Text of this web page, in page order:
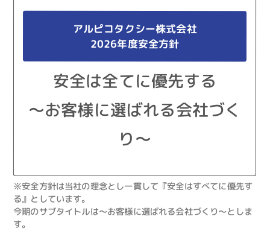
アルピコタクシー株式会社
2026年度安全方針
安全は全てに優先する
～お客様に選ばれる会社づく
り～
※安全方針は当社の理念とし一貫して『安全はすべてに優先す
る』としています。
今期のサブタイトルは～お客様に選ばれる会社づくり～としま
す。